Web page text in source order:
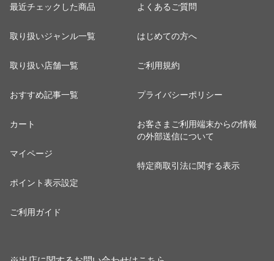
最近チェックした商品
取り扱いジャンル一覧
取り扱い店舗一覧
おすすめ記事一覧
カート
マイページ
ポイント表示設定
ご利用ガイド
よくあるご質問
はじめての方へ
ご利用規約
プライバシーポリシー
お客さまご利用端末からの情報
の外部送信について
特定商取引法に関する表示